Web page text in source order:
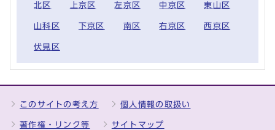
北区 上京区 左京区 中京区 東山区
山科区 下京区 南区 右京区 西京区
伏見区
このサイトの考え方 個人情報の取扱い
著作権・リンク等 サイトマップ